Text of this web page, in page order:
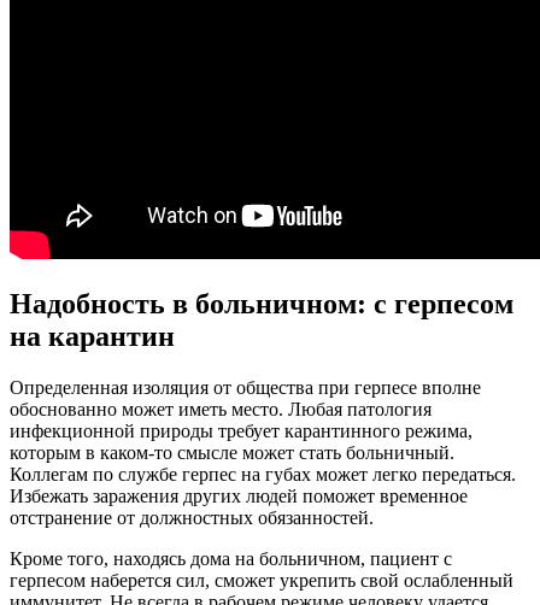
Надобность в больничном: с герпесом
на карантин
Определенная изоляция от общества при герпесе вполне
обоснованно может иметь место. Любая патология
инфекционной природы требует карантинного режима,
которым в каком-то смысле может стать больничный.
Коллегам по службе герпес на губах может легко передаться.
Избежать заражения других людей поможет временное
отстранение от должностных обязанностей.
Кроме того, находясь дома на больничном, пациент с
герпесом наберется сил, сможет укрепить свой ослабленный